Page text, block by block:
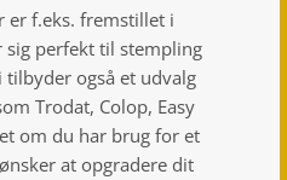
er f.eks. fremstillet i
sig perfekt til stempling
også et udvalg
Trodat, Colop, Easy
om du har brug for et
at opgradere dit